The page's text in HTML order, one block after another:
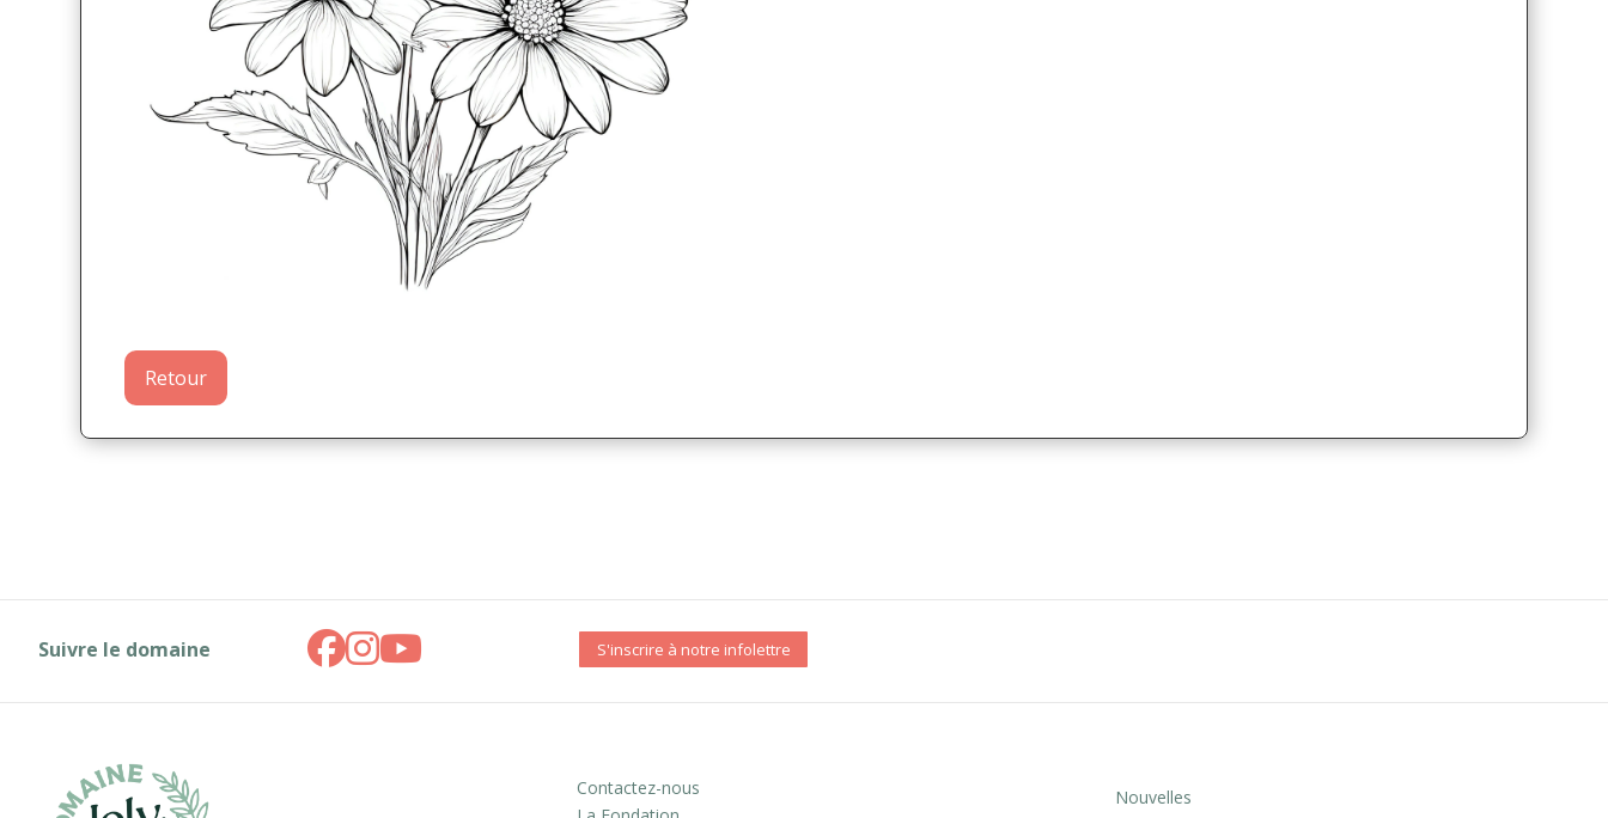
Retour
Suivre le domaine S'inscrire à notre infolettre
Contactez-nous
Nouvelles